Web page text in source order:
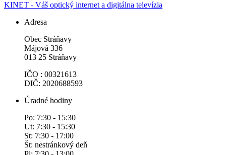
KINET - Váš optický internet a digitálna televízia
Adresa
Obec Stráňavy
Májová 336
013 25 Stráňavy
IČO : 00321613
DIČ: 2020688593
Úradné hodiny
Po: 7:30 - 15:30
Ut: 7:30 - 15:30
St: 7:30 - 17:00
Št: nestránkový deň